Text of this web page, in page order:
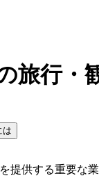
旅行・
は
供する重要な